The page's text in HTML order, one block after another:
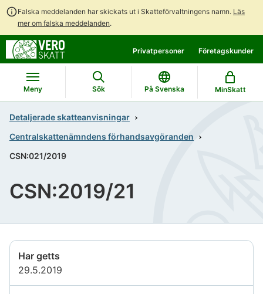
Falska meddelanden har skickats ut i Skatteförvaltningens namn. Läs
mer om falska meddelanden.
direkt
till
innehållet
till
hela
webbplatsens
sökning
Privatpersoner Företagskunder
Meny Sök På Svenska MinSkatt
Detaljerade skatteanvisningar
Centralskattenämndens förhandsavgöranden
CSN:021/2019
CSN:2019/21
Har getts
29.5.2019